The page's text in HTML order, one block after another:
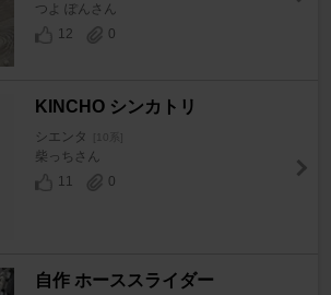
つよ ぽんさん
12
0
KINCHO シンカトリ
シエンタ
柴っちさん
11
0
自作 ホーススライダー